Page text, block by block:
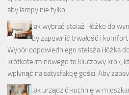
aby lampy nie tylko …
Jak wybrać stelaż i łóżko do
by zapewnić trwałość i
Wybór odpowiedniego stelaża i łóżka
krótkoterminowego to kluczowy krok,
wpłynąć na satysfakcję gości. Aby
Jak urządzić kuchnię w